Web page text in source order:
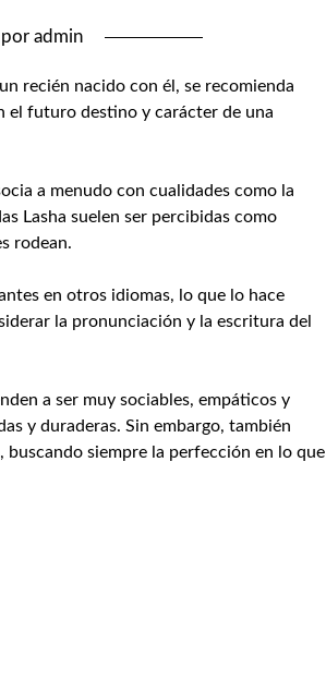
por admin
recién nacido con él, se recomienda
el futuro destino y carácter de una
a menudo con cualidades como la
Lasha suelen ser percibidas como
rodean.
en otros idiomas, lo que lo hace
la pronunciación y la escritura del
a ser muy sociables, empáticos y
y duraderas. Sin embargo, también
buscando siempre la perfección en lo que